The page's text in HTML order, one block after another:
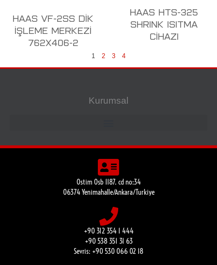
HAAS VF-2SS DİK
İŞLEME MERKEZİ
762X406-2
HAAS HTS-325
SHRINK ISITMA
CİHAZI
1 2 3 4
Kurumsal
Ostim Osb 1187. cd no:34
06374 Yenimahalle/Ankara/Turkiye
+90 312 354 1 444
+90 538 351 31 63
Sevris: +90 530 066 02 18